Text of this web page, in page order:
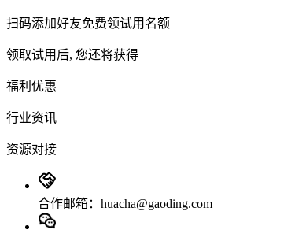
扫码添加好友免费领试用名额
领取试用后, 您还将获得
福利优惠
行业资讯
资源对接
合作邮箱：huacha@gaoding.com